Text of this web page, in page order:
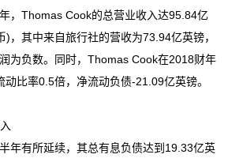
，Thomas Cook的总营业收入达95.84亿
，其中来自旅行社的营收为73.94亿英镑，
为负数。同时，Thomas Cook在2018财年
比率0.5倍，净流动负债-21.09亿英镑。
年有所延续，其总有息负债达到19.33亿英